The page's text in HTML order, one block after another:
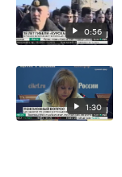
0:56
1:30